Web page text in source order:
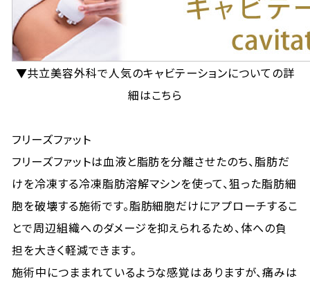
▼共立美容外科で人気のキャビテーションについての詳
細はこちら
フリーズファット
フリーズファットは血液と脂肪を分離させたのち、脂肪だ
けを冷凍する冷凍脂肪溶解マシンを使って、狙った脂肪細
胞を破壊する施術です。脂肪細胞だけにアプローチするこ
とで周辺組織へのダメージを抑えられるため、体への負
担を大きく軽減できます。
施術中につままれているような感覚はありますが、痛みは